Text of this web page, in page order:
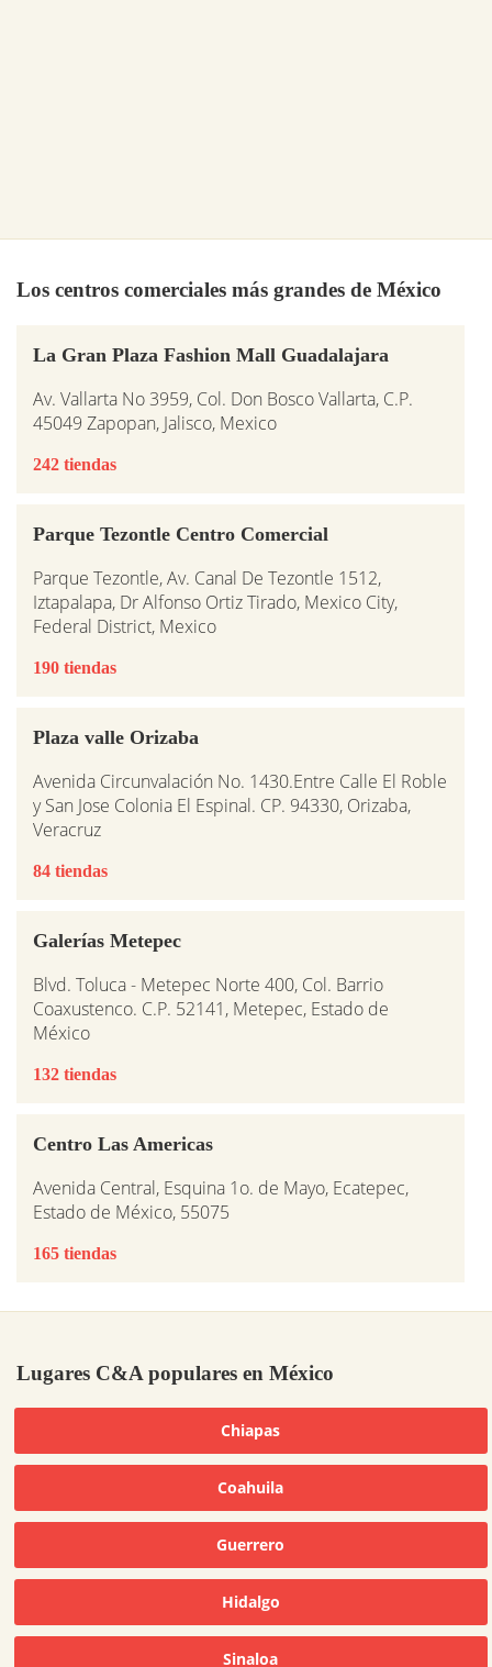
Los centros comerciales más grandes de México
La Gran Plaza Fashion Mall Guadalajara
Av. Vallarta No 3959, Col. Don Bosco Vallarta, C.P.
45049 Zapopan, Jalisco, Mexico
242 tiendas
Parque Tezontle Centro Comercial
Parque Tezontle, Av. Canal De Tezontle 1512,
Iztapalapa, Dr Alfonso Ortiz Tirado, Mexico City,
Federal District, Mexico
190 tiendas
Plaza valle Orizaba
Avenida Circunvalación No. 1430.Entre Calle El Roble
y San Jose Colonia El Espinal. CP. 94330, Orizaba,
Veracruz
84 tiendas
Galerías Metepec
Blvd. Toluca - Metepec Norte 400, Col. Barrio
Coaxustenco. C.P. 52141, Metepec, Estado de
México
132 tiendas
Centro Las Americas
Avenida Central, Esquina 1o. de Mayo, Ecatepec,
Estado de México, 55075
165 tiendas
Lugares C&A populares en México
Chiapas
Coahuila
Guerrero
Hidalgo
Sinaloa